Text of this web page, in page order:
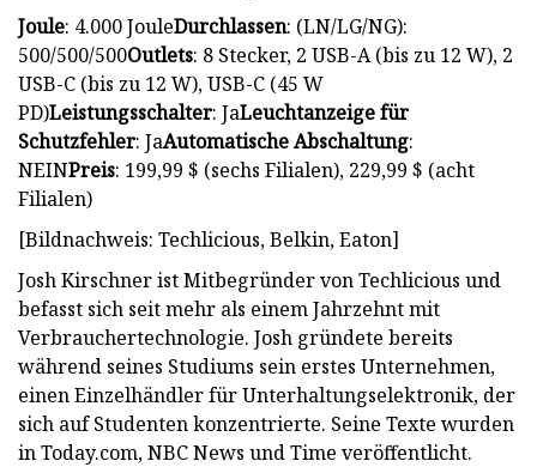
Joule: 4.000 JouleDurchlassen: (LN/LG/NG):
500/500/500Outlets: 8 Stecker, 2 USB-A (bis zu 12 W), 2
USB-C (bis zu 12 W), USB-C (45 W
PD)Leistungsschalter: JaLeuchtanzeige für
Schutzfehler: JaAutomatische Abschaltung:
NEINPreis: 199,99 $ (sechs Filialen), 229,99 $ (acht
Filialen)
[Bildnachweis: Techlicious, Belkin, Eaton]
Josh Kirschner ist Mitbegründer von Techlicious und
befasst sich seit mehr als einem Jahrzehnt mit
Verbrauchertechnologie. Josh gründete bereits
während seines Studiums sein erstes Unternehmen,
einen Einzelhändler für Unterhaltungselektronik, der
sich auf Studenten konzentrierte. Seine Texte wurden
in Today.com, NBC News und Time veröffentlicht.